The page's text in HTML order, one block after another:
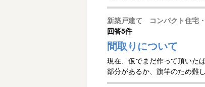
新築戸建て コンパクト住宅
回答5件
間取りについて
現在、仮でまだ作って頂いた
部分があるか、旗竿のため難
で...